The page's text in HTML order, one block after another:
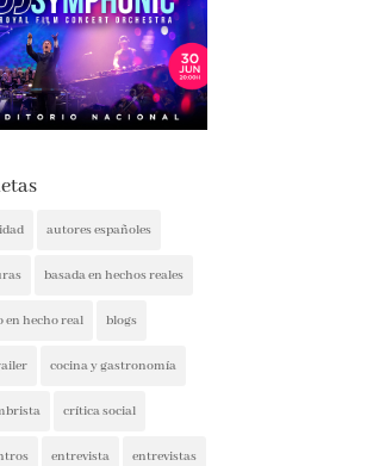
autores españoles
basada en hechos reales
en hecho real blogs
cocina y gastronomía
crítica social
entrevista entrevistas